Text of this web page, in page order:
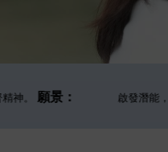
願景： 啟發潛能，積極